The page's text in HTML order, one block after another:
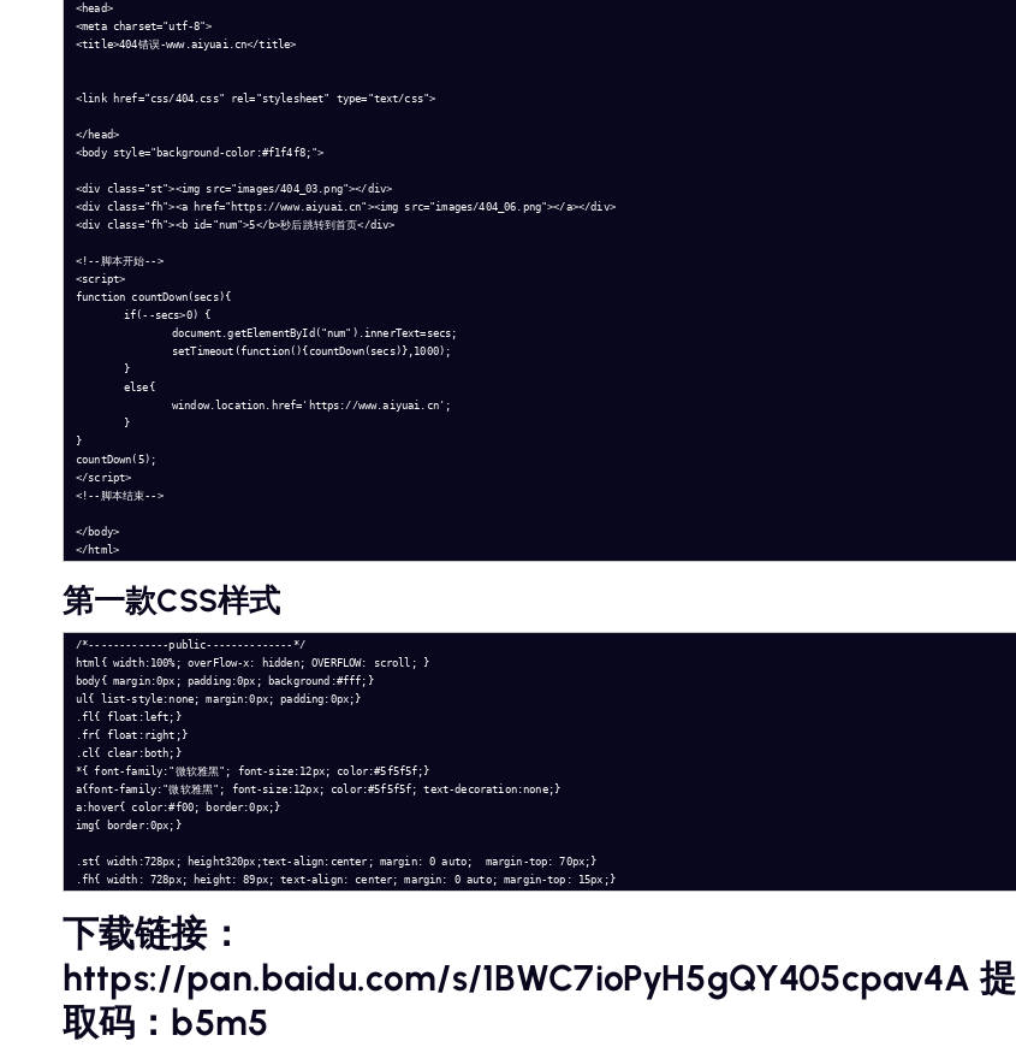
<head>
<meta charset="utf-8">
<title>404错误-www.aiyuai.cn</title>
<link href="css/404.css" rel="stylesheet" type="text/css">
</head>
<body style="background-color:#f1f4f8;">
<div class="st"><img src="images/404_03.png"></div>
<div class="fh"><a href="https://www.aiyuai.cn"><img src="images/404_06.png"></a></div>
<div class="fh"><b id="num">5</b>秒后跳转到首页</div>
<!--脚本开始-->
<script>
function countDown(secs){
}
countDown(5);
</script>
<!--脚本结束-->
</body>
</html>
第一款CSS样式
/*-------------public--------------*/
html{ width:100%; overFlow-x: hidden; OVERFLOW: scroll; }
body{ margin:0px; padding:0px; background:#fff;}
ul{ list-style:none; margin:0px; padding:0px;}
.fl{ float:left;}
.fr{ float:right;}
.cl{ clear:both;}
*{ font-family:"微软雅黑"; font-size:12px; color:#5f5f5f;}
a{font-family:"微软雅黑"; font-size:12px; color:#5f5f5f; text-decoration:none;}
a:hover{ color:#f00; border:0px;}
img{ border:0px;}
.st{ width:728px; height320px;text-align:center; margin: 0 auto;  margin-top: 70px;}
.fh{ width: 728px; height: 89px; text-align: center; margin: 0 auto; margin-top: 15px;}
下载链接：
https://pan.baidu.com/s/1BWC7ioPyH5gQY405cpav4A 提
取码：b5m5